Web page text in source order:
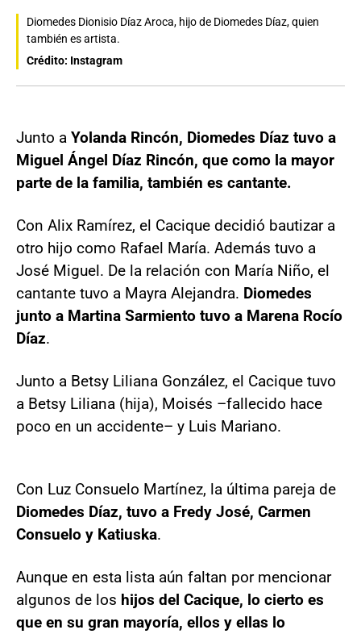
Diomedes Dionisio Díaz Aroca, hijo de Diomedes Díaz, quien
también es artista.
Crédito: Instagram
Junto a Yolanda Rincón, Diomedes Díaz tuvo a
Miguel Ángel Díaz Rincón, que como la mayor
parte de la familia, también es cantante.
Con Alix Ramírez, el Cacique decidió bautizar a
otro hijo como Rafael María. Además tuvo a
José Miguel. De la relación con María Niño, el
cantante tuvo a Mayra Alejandra. Diomedes
junto a Martina Sarmiento tuvo a Marena Rocío
Díaz.
Junto a Betsy Liliana González, el Cacique tuvo
a Betsy Liliana (hija), Moisés –fallecido hace
poco en un accidente– y Luis Mariano.
Con Luz Consuelo Martínez, la última pareja de
Diomedes Díaz, tuvo a Fredy José, Carmen
Consuelo y Katiuska.
Aunque en esta lista aún faltan por mencionar
algunos de los hijos del Cacique, lo cierto es
que en su gran mayoría, ellos y ellas lo